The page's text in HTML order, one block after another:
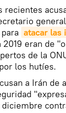
recientes
atacar las
eran de
de la
los hutíes.
a Irán de
diciembre